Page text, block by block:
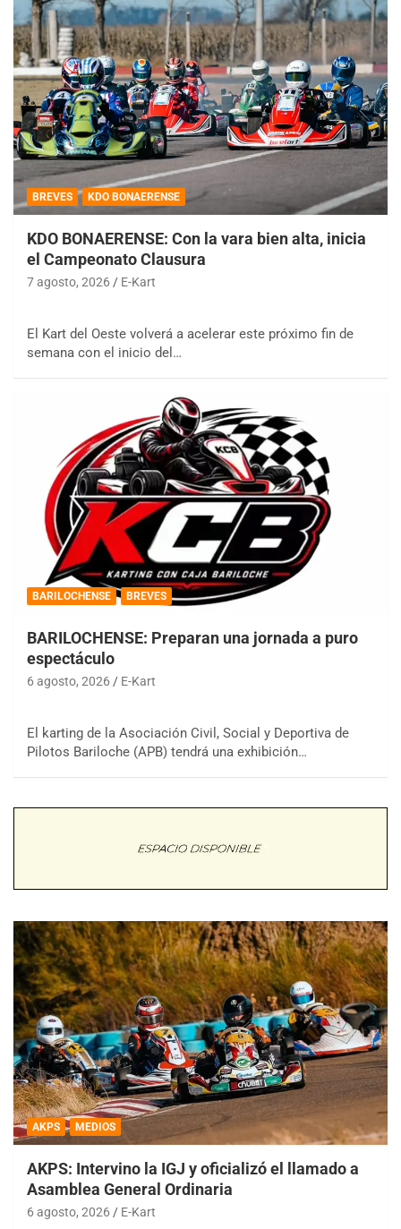
BREVES KDO BONAERENSE
KDO BONAERENSE: Con la vara bien alta, inicia
el Campeonato Clausura
7 agosto, 2026 E-Kart
El Kart del Oeste volverá a acelerar este próximo fin de
semana con el inicio del…
BARILOCHENSE BREVES
BARILOCHENSE: Preparan una jornada a puro
espectáculo
6 agosto, 2026 E-Kart
El karting de la Asociación Civil, Social y Deportiva de
Pilotos Bariloche (APB) tendrá una exhibición…
AKPS MEDIOS
AKPS: Intervino la IGJ y oficializó el llamado a
Asamblea General Ordinaria
6 agosto, 2026 E-Kart